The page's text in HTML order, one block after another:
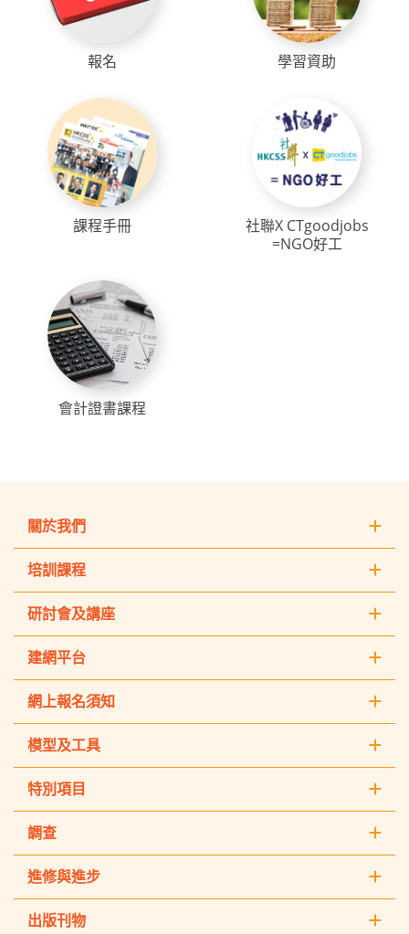
報名 學習資助
課程手冊
社聯X CTgoodjobs
=NGO好工
會計證書課程
關於我們
培訓課程
研討會及講座
建網平台
網上報名須知
模型及工具
特別項目
調查
進修與進步
出版刊物